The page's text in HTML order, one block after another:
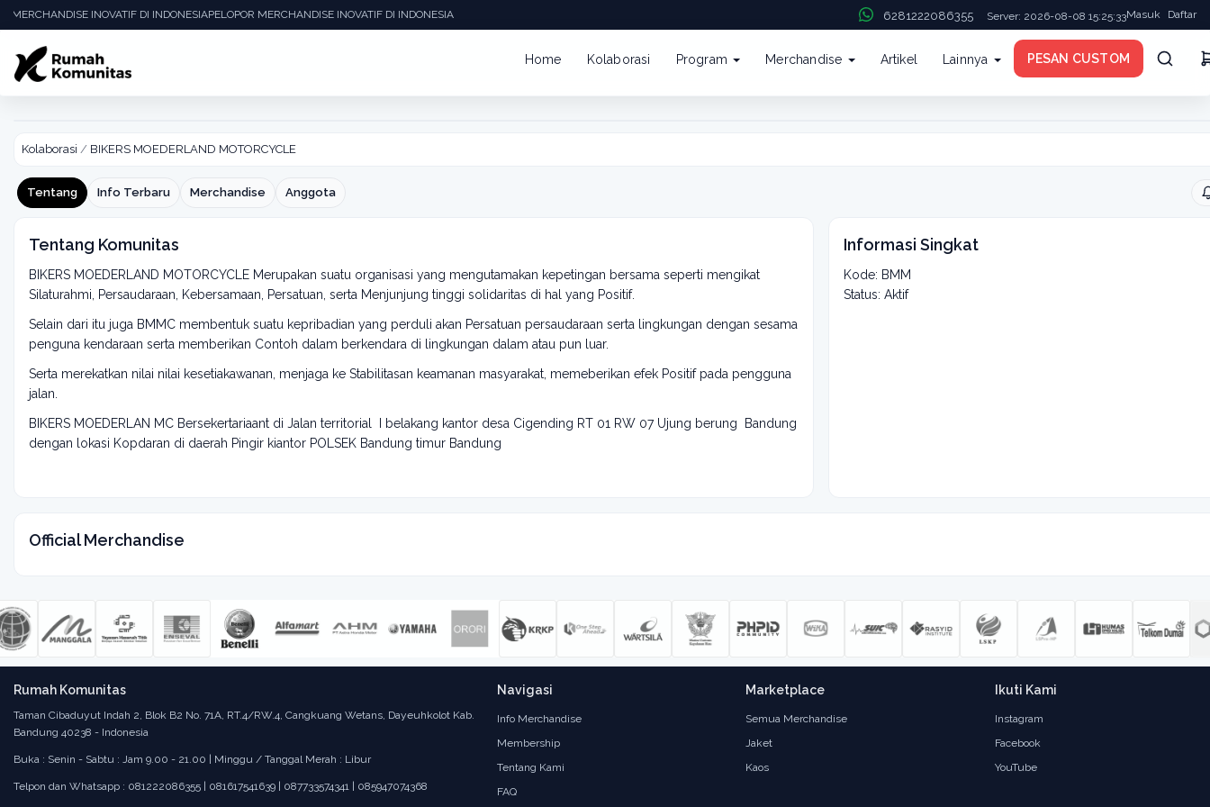
MERCHANDISE INOVATIF DI INDONESIAPELOPOR MERCHANDISE INOVATIF DI INDONESIA 6281222086355 Server: 2026-08-08 15:25:33Masuk Daftar
Home Kolaborasi Program Merchandise Artikel Lainnya PESAN CUSTOM
BIKERS MOEDERLAND MOTORCYCLE
Kolaborasi / BIKERS MOEDERLAND MOTORCYCLE
Tentang Info Terbaru Merchandise Anggota
Tentang Komunitas
BIKERS MOEDERLAND MOTORCYCLE Merupakan suatu organisasi yang mengutamakan kepetingan bersama seperti mengikat
Silaturahmi, Persaudaraan, Kebersamaan, Persatuan, serta Menjunjung tinggi solidaritas di hal yang Positif.
Selain dari itu juga BMMC membentuk suatu kepribadian yang perduli akan Persatuan persaudaraan serta lingkungan dengan sesama
penguna kendaraan serta memberikan Contoh dalam berkendara di lingkungan dalam atau pun luar.
Serta merekatkan nilai nilai kesetiakawanan, menjaga ke Stabilitasan keamanan masyarakat, memeberikan efek Positif pada pengguna
jalan.
BIKERS MOEDERLAN MC Bersekertariaant di Jalan territorial I belakang kantor desa Cigending RT 01 RW 07 Ujung berung Bandung
dengan lokasi Kopdaran di daerah Pingir kiantor POLSEK Bandung timur Bandung
Informasi Singkat
Kode: BMM
Status: Aktif
Official Merchandise
Rumah Komunitas
Taman Cibaduyut Indah 2, Blok B2 No. 71A, RT.4/RW.4, Cangkuang Wetans, Dayeuhkolot Kab.
Bandung 40238 - Indonesia
Buka : Senin - Sabtu : Jam 9.00 - 21.00 | Minggu / Tanggal Merah : Libur
Telpon dan Whatsapp : 081222086355 | 081617541639 | 087733574341 | 085947074368
Navigasi
Info Merchandise
Membership
Tentang Kami
FAQ
Marketplace
Semua Merchandise
Jaket
Kaos
Ikuti Kami
Instagram
Facebook
YouTube